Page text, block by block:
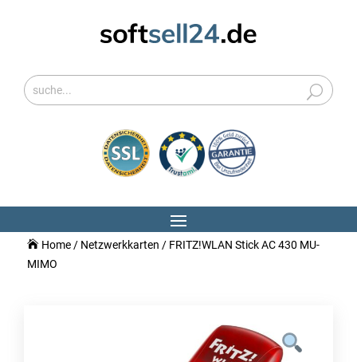
Home/ Netzwerkkarten / FRITZ!WLAN Stick AC 430 MU-
MIMO